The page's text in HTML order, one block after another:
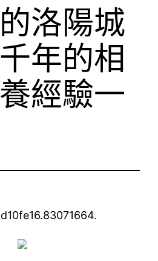
洛陽城
年的相
經驗一